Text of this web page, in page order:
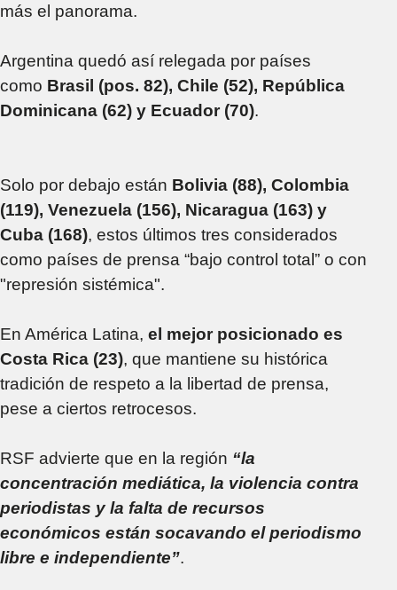
más el panorama.
Argentina quedó así relegada por países
como Brasil (pos. 82), Chile (52), República
Dominicana (62) y Ecuador (70).
Solo por debajo están Bolivia (88), Colombia
(119), Venezuela (156), Nicaragua (163) y
Cuba (168), estos últimos tres considerados
como países de prensa “bajo control total” o con
"represión sistémica".
En América Latina, el mejor posicionado es
Costa Rica (23), que mantiene su histórica
tradición de respeto a la libertad de prensa,
pese a ciertos retrocesos.
RSF advierte que en la región “la
concentración mediática, la violencia contra
periodistas y la falta de recursos
económicos están socavando el periodismo
libre e independiente”.